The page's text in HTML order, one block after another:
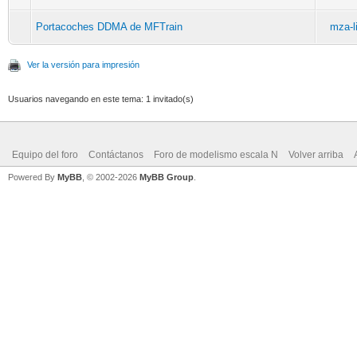
Portacoches DDMA de MFTrain mza-
Ver la versión para impresión
Usuarios navegando en este tema: 1 invitado(s)
Equipo del foro Contáctanos Foro de modelismo escala N Volver arriba
Powered By MyBB , © 2002-2026 MyBB Group